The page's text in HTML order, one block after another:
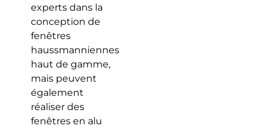
experts dans la
conception de
fenêtres
haussmanniennes
haut de gamme,
mais peuvent
également
réaliser des
fenêtres en alu